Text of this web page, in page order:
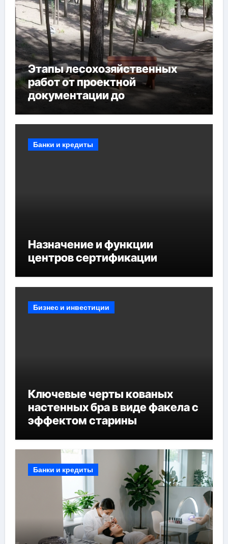
Этапы лесохозяйственных
работ от проектной
документации до
мероприятий и обустройства
Банки и кредиты
Назначение и функции
центров сертификации
Бизнес и инвестиции
Ключевые черты кованых
настенных бра в виде факела с
эффектом старины
Банки и кредиты